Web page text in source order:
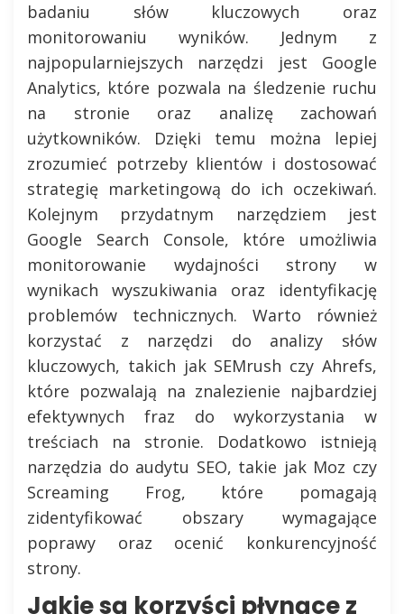
badaniu słów kluczowych oraz
monitorowaniu wyników. Jednym z
najpopularniejszych narzędzi jest Google
Analytics, które pozwala na śledzenie ruchu
na stronie oraz analizę zachowań
użytkowników. Dzięki temu można lepiej
zrozumieć potrzeby klientów i dostosować
strategię marketingową do ich oczekiwań.
Kolejnym przydatnym narzędziem jest
Google Search Console, które umożliwia
monitorowanie wydajności strony w
wynikach wyszukiwania oraz identyfikację
problemów technicznych. Warto również
korzystać z narzędzi do analizy słów
kluczowych, takich jak SEMrush czy Ahrefs,
które pozwalają na znalezienie najbardziej
efektywnych fraz do wykorzystania w
treściach na stronie. Dodatkowo istnieją
narzędzia do audytu SEO, takie jak Moz czy
Screaming Frog, które pomagają
zidentyfikować obszary wymagające
poprawy oraz ocenić konkurencyjność
strony.
Jakie są korzyści płynące z